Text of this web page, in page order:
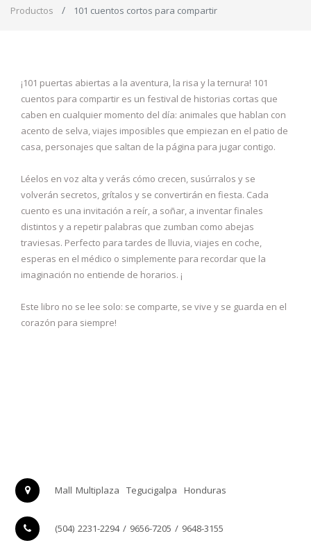
Productos 101 cuentos cortos para compartir
¡101 puertas abiertas a la aventura, la risa y la ternura! 101
cuentos para compartir es un festival de historias cortas que
caben en cualquier momento del día: animales que hablan con
acento de selva, viajes imposibles que empiezan en el patio de
casa, personajes que saltan de la página para jugar contigo.
Léelos en voz alta y verás cómo crecen, susúrralos y se
volverán secretos, grítalos y se convertirán en fiesta. Cada
cuento es una invitación a reír, a soñar, a inventar finales
distintos y a repetir palabras que zumban como abejas
traviesas. Perfecto para tardes de lluvia, viajes en coche,
esperas en el médico o simplemente para recordar que la
imaginación no entiende de horarios. ¡
Este libro no se lee solo: se comparte, se vive y se guarda en el
corazón para siempre!
Mall Multiplaza Tegucigalpa Honduras
(504) 2231-2294 / 9656-7205 / 9648-3155